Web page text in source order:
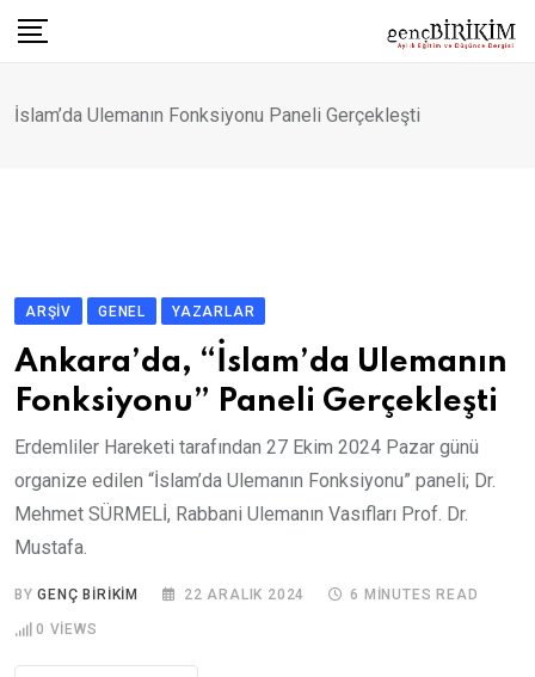
Skip
İslam’da Ulemanın Fonksiyonu Paneli Gerçekleşti
ARŞIV GENEL YAZARLAR
Ankara’da, “İslam’da Ulemanın
Fonksiyonu” Paneli Gerçekleşti
Erdemliler Hareketi tarafından 27 Ekim 2024 Pazar günü
organize edilen “İslam’da Ulemanın Fonksiyonu” paneli; Dr.
Mehmet SÜRMELİ, Rabbani Ulemanın Vasıfları Prof. Dr.
Mustafa.
BYGENÇ BIRIKIM 22 ARALIK 2024 6 MINUTES READ
0 VIEWS